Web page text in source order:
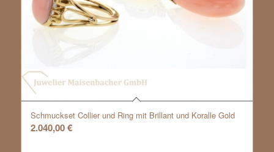
Schmuckset Collier und Ring mit Brillant und Koralle Gold
2.040,00€